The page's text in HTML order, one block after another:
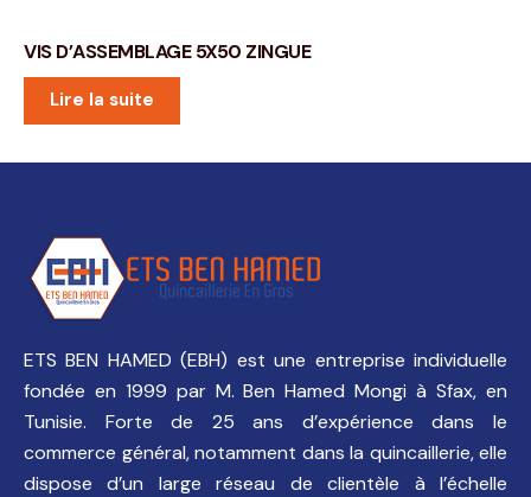
VIS D’ASSEMBLAGE 5X50 ZINGUE
Lire la suite
ETS BEN HAMED (EBH) est une entreprise individuelle
fondée en 1999 par M. Ben Hamed Mongi à Sfax, en
Tunisie. Forte de 25 ans d’expérience dans le
commerce général, notamment dans la quincaillerie, elle
dispose d’un large réseau de clientèle à l’échelle